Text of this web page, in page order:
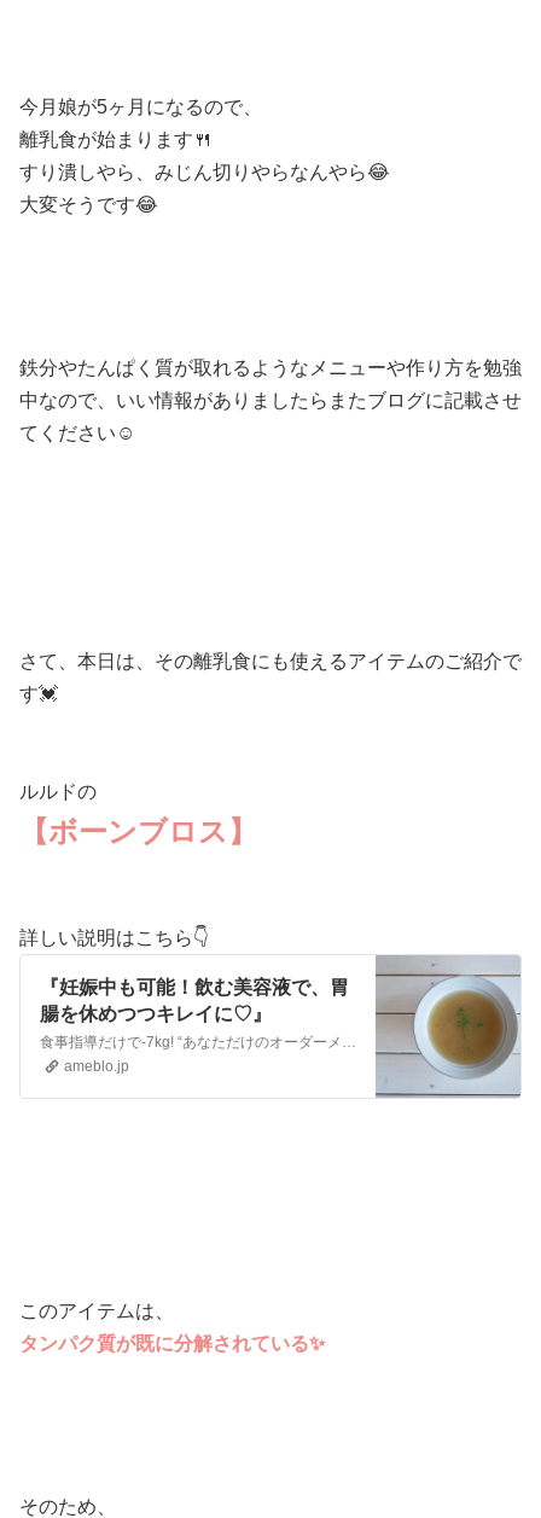
今月娘が5ヶ月になるので、
離乳食が始まります🍴
すり潰しやら、みじん切りやらなんやら😂
大変そうです😂
鉄分やたんぱく質が取れるようなメニューや作り方を勉強
中なので、いい情報がありましたらまたブログに記載させ
てください☺️
さて、本日は、その離乳食にも使えるアイテムのご紹介で
す💓
ルルドの
【ボーンブロス】
詳しい説明はこちら👇
『妊娠中も可能！飲む美容液で、胃
腸を休めつつキレイに♡』
食事指導だけで-7kg! “あなただけのオーダーメイド美容” 全国にお客様がいる実力派サロン 【体質改善・ダイエット・美肌・ブライダル】体質改善ダイ…
ameblo.jp
このアイテムは、
タンパク質が既に分解されている✨
そのため、